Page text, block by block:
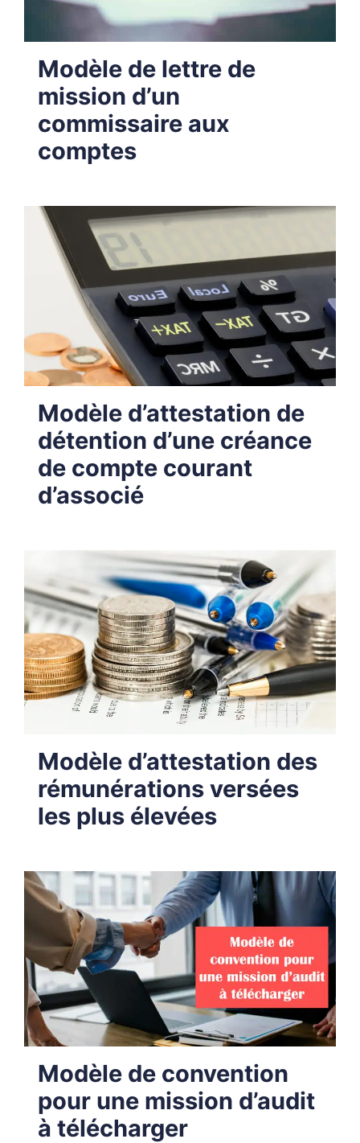
Modèle de lettre de
mission d’un
commissaire aux
comptes
Modèle d’attestation de
détention d’une créance
de compte courant
d’associé
Modèle d’attestation des
rémunérations versées
les plus élevées
Modèle de convention
pour une mission d’audit
à télécharger